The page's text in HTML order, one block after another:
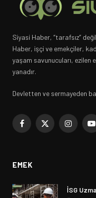
Siyasi Haber, “tarafsız”
Haber, işçi ve emekçiler,
yaşam savunucuları,
yanadır.
Devletten ve sermayeden
Facebook
X
EMEK
İSG